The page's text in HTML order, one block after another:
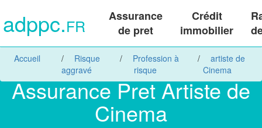
adppc.FR
Assurance
de pret
Crédit
immobilier
Accueil
Risque
aggravé
Profession à
risque
artiste de
Cinema
Assurance Pret Artiste de
Cinema